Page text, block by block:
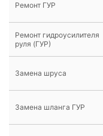
Ремонт ГУР
Ремонт гидроусилителя
руля (ГУР)
Замена шруса
Замена шланга ГУР